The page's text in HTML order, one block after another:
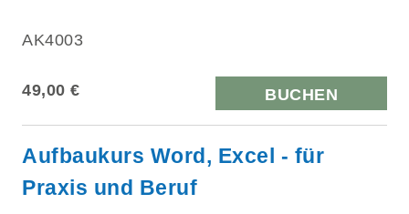
AK4003
49,00 € BUCHEN
Aufbaukurs Word, Excel - für
Praxis und Beruf